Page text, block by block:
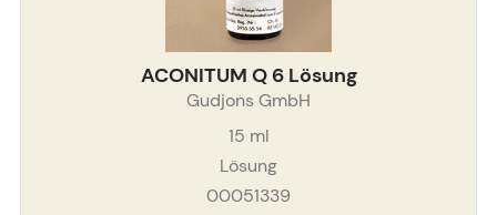
ACONITUM Q 6 Lösung
Gudjons GmbH
15 ml
Lösung
00051339